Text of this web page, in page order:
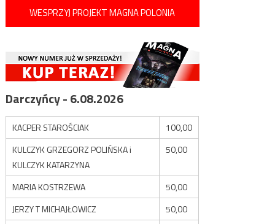
WESPRZYJ PROJEKT MAGNA POLONIA
Darczyńcy - 6.08.2026
KACPER STAROŚCIAK
100,00
KULCZYK GRZEGORZ POLIŃSKA i
KULCZYK KATARZYNA
50,00
MARIA KOSTRZEWA
50,00
JERZY T MICHAJŁOWICZ
50,00